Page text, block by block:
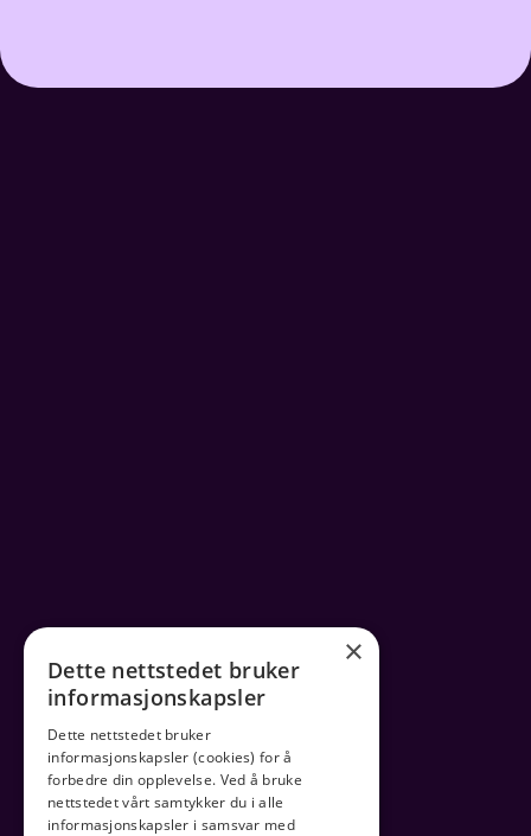
×
Dette nettstedet bruker
informasjonskapsler
Dette nettstedet bruker
informasjonskapsler (cookies) for å
forbedre din opplevelse. Ved å bruke
nettstedet vårt samtykker du i alle
informasjonskapsler i samsvar med